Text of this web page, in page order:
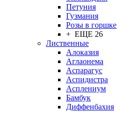
Петуния
Гузмания
Розы в горшке
+ ЕЩЕ 26
Лиственные
Алоказия
Аглаонема
Аспарагус
Аспидистра
Асплениум
Бамбук
Диффенбахия